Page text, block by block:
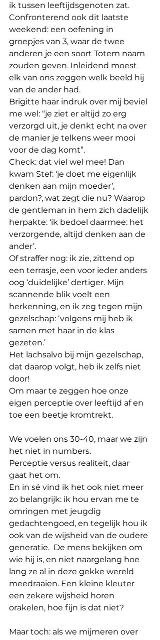
ik tussen leeftijdsgenoten zat.
Confronterend ook dit laatste
weekend: een oefening in
groepjes van 3, waar de twee
anderen je een soort Totem naam
zouden geven. Inleidend moest
elk van ons zeggen welk beeld hij
van de ander had.
Brigitte haar indruk over mij beviel
me wel: “je ziet er altijd zo erg
verzorgd uit, je denkt echt na over
de manier je telkens weer mooi
voor de dag komt”.
Check: dat viel wel mee! Dan
kwam Stef: ‘je doet me eigenlijk
denken aan mijn moeder’,
pardon?, wat zegt die nu? Waarop
de gentleman in hem zich dadelijk
herpakte: ‘ik bedoel daarmee: het
verzorgende, altijd denken aan de
ander’.
Of straffer nog: ik zie, zittend op
een terrasje, een voor ieder anders
oog ‘duidelijke’ dertiger. Mijn
scannende blik voelt een
herkenning, en ik zeg tegen mijn
gezelschap: ‘volgens mij heb ik
samen met haar in de klas
gezeten.’
Het lachsalvo bij mijn gezelschap,
dat daarop volgt, heb ik zelfs niet
door!
Om maar te zeggen hoe onze
eigen perceptie over leeftijd af en
toe een beetje kromtrekt.
We voelen ons 30-40, maar we zijn
het niet in numbers.
Perceptie versus realiteit, daar
gaat het om.
En in sé vind ik het ook niet meer
zo belangrijk: ik hou ervan me te
omringen met jeugdig
gedachtengoed, en tegelijk hou ik
ook van de wijsheid van de oudere
generatie. De mens bekijken om
wie hij is, en niet naargelang hoe
lang ze al in deze gekke wereld
meedraaien. Een kleine kleuter
een zekere wijsheid horen
orakelen, hoe fijn is dat niet?
Maar toch: als we mijmeren over